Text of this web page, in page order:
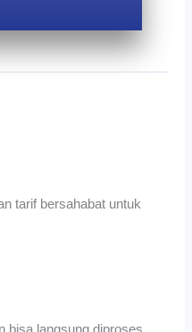
tarif bersahabat untuk